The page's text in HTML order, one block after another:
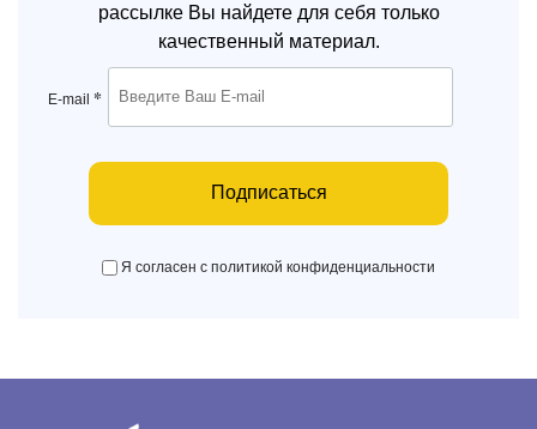
рассылке Вы найдете для себя только
качественный материал.
E-mail *
Подписаться
Я согласен с политикой конфиденциальности